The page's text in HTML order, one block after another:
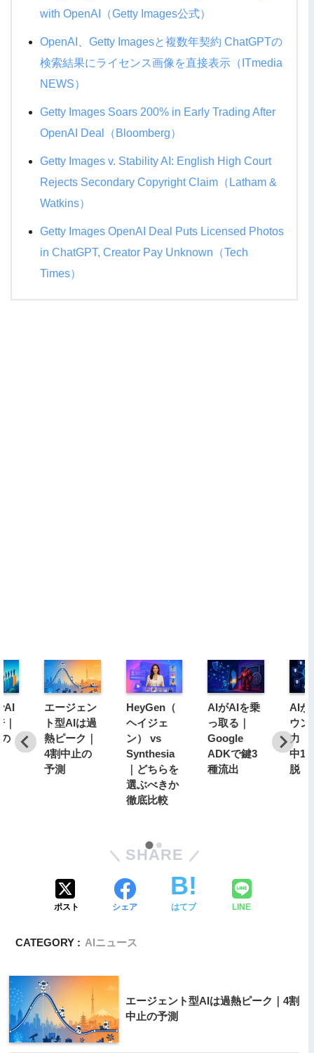
with OpenAI（Getty Images公式）
OpenAI、Getty Imagesと複数年契約 ChatGPTの
検索結果にライセンス画像を直接表示（ITmedia
NEWS）
Getty Images Soars 200% in Early Trading After
OpenAI Deal（Bloomberg）
Getty Images v. Stability AI: English High Court
Rejects Secondary Copyright Claim（Latham &
Watkins）
Getty Images OpenAI Deal Puts Licensed Photos
in ChatGPT, Creator Pay Unknown（Tech
Times）
AI
エージェン
ト型AIは過
熱ピーク｜
4割中止の
予測
HeyGen（
ヘイジェ
ン） vs
Synthesia
｜どちらを
選ぶべきか
徹底比較
AIがAIを乗
っ取る｜
Google
ADKで鍵3
種流出
AIが
ウン
力｜
中19
脱
SHARE
ポスト シェア はてブ LINE
CATEGORY : AIニュース
エージェント型AIは過熱ピーク｜4割
中止の予測